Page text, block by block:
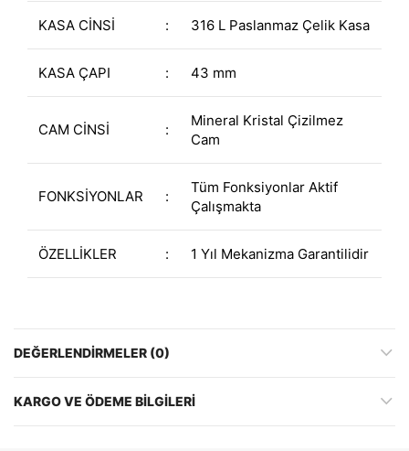
KASA CİNSİ : 316 L Paslanmaz Çelik Kasa
KASA ÇAPI : 43 mm
CAM CİNSİ :
Mineral Kristal Çizilmez
Cam
FONKSİYONLAR :
Tüm Fonksiyonlar Aktif
Çalışmakta
ÖZELLİKLER : 1 Yıl Mekanizma Garantilidir
DEĞERLENDIRMELER (0)
KARGO VE ÖDEME BILGILERI